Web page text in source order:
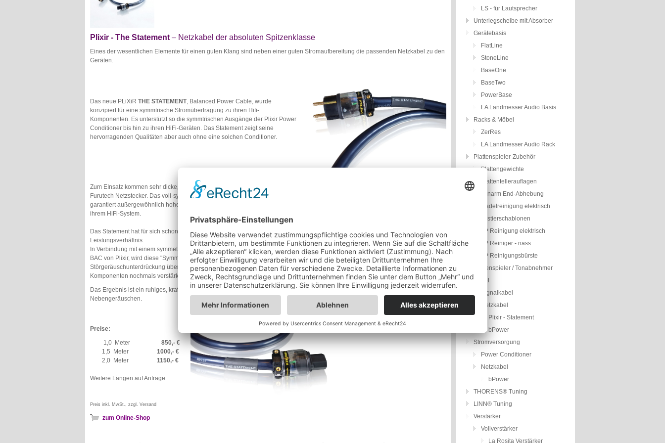
Plixir - The Statement – Netzkabel der absoluten Spitzenklasse
Eines der wesentlichen Elemente für einen guten Klang sind neben einer guten Stromaufbereitung die passenden Netzkabel zu den
Geräten.
Das neue PLiXiR THE STATEMENT, Balanced Power Cable, wurde
konzipiert für eine symmtrische Stromübertragung zu ihren Hifi-
Komponenten. Es unterstützt so die symmtrischen Ausgänge der Plixir Power
Conditioner bis hin zu ihren HiFi-Geräten. Das Statement zeigt seine
hervorragenden Qualitäten aber auch ohne eine solchen Conditioner.
Zum EInsatz kommen sehr dicke, ultra-pure Kupferleiter, sowie hochwertige
Furutech Netzstecker. Das voll-symmetrische und "clean-earth" Design
garantiert außergewöhnlich hohe and geräuscharme Stromübetragung zu
ihrem HiFi-System.
Das Statement hat für sich schon ein hervorragendes Preis-
Leistungsverhältnis.
In Verbindung mit einem symmetrischen Power Conditioner, wie dem Elite
BAC von Plixir, wird diese "Symmetrie" noch unterstützt und so die
Störgeräuschunterdrückung über die gesamte Kette bis hin zu ihren
Komponenten nochmals verstärkt.
Das Ergebnis ist ein ruhiges, kraftvolles und natürliches Klangbild frei von
Nebengeräuschen.
Preise:
1,0 Meter 850,- €
1,5 Meter 1000,- €
2,0 Meter 1150,- €
Weitere Längen auf Anfrage
Preis inkl. MwSt., zzgl. Versand
zum Online-Shop
LS - für Lautsprecher
Unterlegscheibe mit Absorber
Gerätebasis
FlatLine
StoneLine
BaseOne
BaseTwo
PowerBase
LA Landmesser Audio Basis
Racks & Möbel
ZerRes
LA Landmesser Audio Rack
Plattenspieler-Zubehör
Plattengewichte
Plattentellerauflagen
Tonarm End-Abhebung
Nadelreinigung elektrisch
Justierschablonen
LP Reinigung elektrisch
LP Reiniger - nass
LP Reinigungsbürste
Plattenspieler / Tonabnehmer
Signalkabel
Netzkabel
Plixir - Statement
bPower
Stromversorgung
Power Conditioner
Netzkabel
bPower
THORENS® Tuning
LINN® Tuning
Verstärker
Vollverstärker
La Rosita Verstärker